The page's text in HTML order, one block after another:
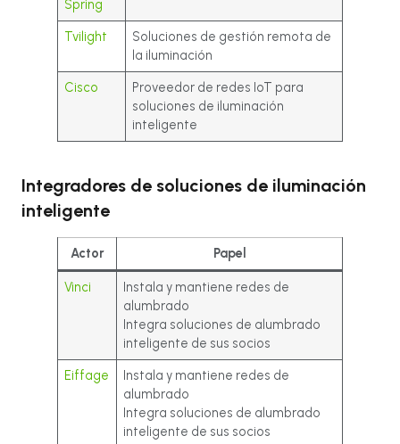
Spring
Tvilight
Soluciones de gestión remota de
la iluminación
Cisco
Proveedor de redes IoT para
soluciones de iluminación
inteligente
Integradores de soluciones de iluminación
inteligente
Actor Papel
Vinci
Instala y mantiene redes de
alumbrado
Integra soluciones de alumbrado
inteligente de sus socios
Eiffage
Instala y mantiene redes de
alumbrado
Integra soluciones de alumbrado
inteligente de sus socios